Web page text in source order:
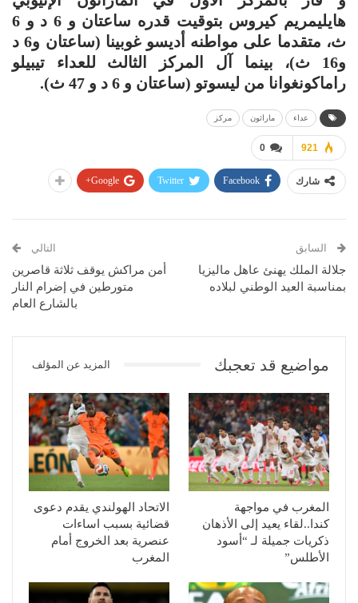
هايليمريم كيروس بتوقيت قدره ساعتان و 6 د و 6
ث، متقدما على مواطنه أديسو غوبينا (ساعتان و6 د
و16 ث)، بينما آل المركز الثالث للعداء تيبيلو
راماكونغوانا من ليسوتو (ساعتان و 6 د و 47 ث).
عداء ماراثون مركز
0 921
شارك Facebook
Twitter
Google+
السابق
جلالة الملك يهنئ عاهل ماليزيا
بمناسبة العيد الوطني لبلاده
التالي
أمن مراكش يوقف ثلاثة قاصرين
متورطين في إضرام النار
بالشارع العام
مواضيع قد تعجبك المزيد عن المؤلف
المغرب في مواجهة
كندا..لقاء يعيد إلى الأذهان
ذكريات جميلة لـ “أسود
الأطلس”
الاتحاد الهولندي يقدم دعوى
قضائية بسبب اساءات
عنصرية بعد الخروج أمام
المغرب